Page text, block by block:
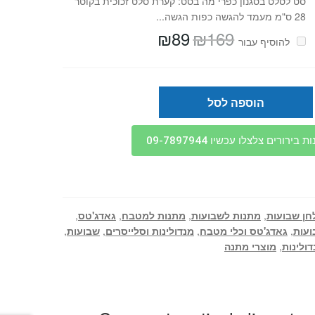
28 ס"מ מעמד להגשה כפות הגשה...
להוסיף⁦⁩ עבור
₪169 המחיר
המקורי
₪89
הוספה לסל
בירורים צלצלו עכשיו 09-7897944
שבועות, מתנות לשבועות, מתנות למטבח, גאדג'טס,
, גאדג'טס וכלי מטבח, מנדולינות וסלייסרים,שבועות,
, מוצרי מתנה